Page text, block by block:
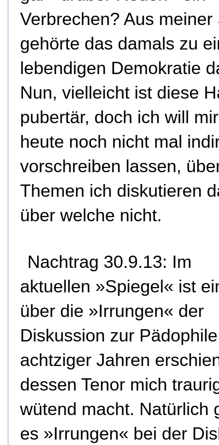
Verbrechen? Aus meiner
gehörte das damals zu
lebendigen Demokratie
Nun, vielleicht ist diese
pubertär, doch ich will
heute noch nicht mal
vorschreiben lassen,
Themen ich diskutieren
über welche nicht.
Nachtrag 30.9.13: Im
aktuellen »Spiegel« ist
über die »Irrungen« der
Diskussion zur
achtziger Jahren
dessen Tenor mich
wütend macht. Natürlich
es »Irrungen« bei der